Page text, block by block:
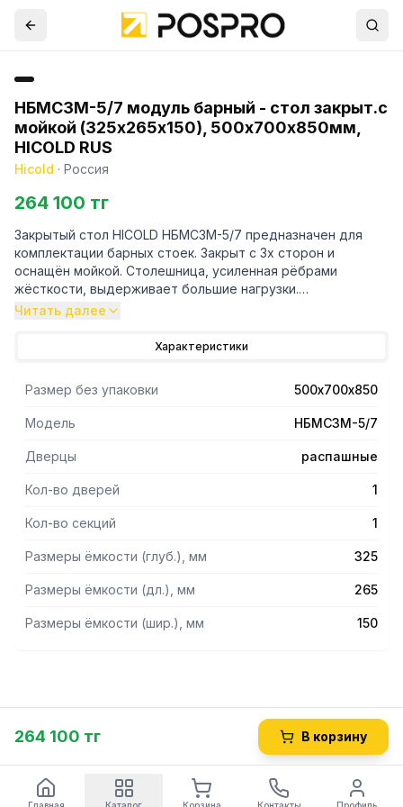
НБМСЗМ-5/7 модуль барный - стол закрыт.с
мойкой (325х265х150), 500х700х850мм,
HICOLD RUS
Hicold · Россия
264 100 тг
Закрытый стол HICOLD НБМСЗМ-5/7 предназначен для
комплектации барных стоек. Закрыт с 3х сторон и
оснащён мойкой. Столешница, усиленная рёбрами
жёсткости, выдерживает большие нагрузки.
Оборудование выполнено из нержавеющей стали.
Читать далее
Характеристики
Размер без упаковки 500х700х850
Модель НБМСЗМ-5/7
Дверцы распашные
Кол-во дверей 1
Кол-во секций 1
Размеры ёмкости (глуб.), мм 325
Размеры ёмкости (дл.), мм 265
Размеры ёмкости (шир.), мм 150
264 100 тг В корзину
Главная Каталог Корзина Контакты Профиль